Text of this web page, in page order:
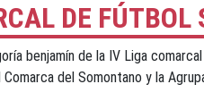
DE FÚTBOL
benjamín de la IV Liga
del Somontano y la